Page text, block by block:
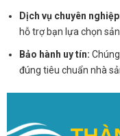
Dịch vụ chuyên
hỗ trợ bạn lựa chọn
Bảo hành uy tín:
đúng tiêu chuẩn nhà